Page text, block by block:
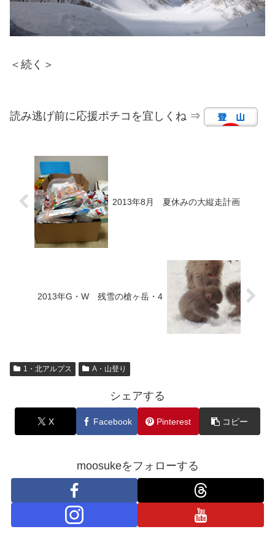
＜続く＞
読み逃げ前に応援ポチコを宜しくね ⇒
2013年8月 夏休みの大縦走計画
2013年G・W 残雪の槍ヶ岳・4
1・北アルプス A・山登り
シェアする
X Facebook Pinterest コピー
moosukeをフォローする